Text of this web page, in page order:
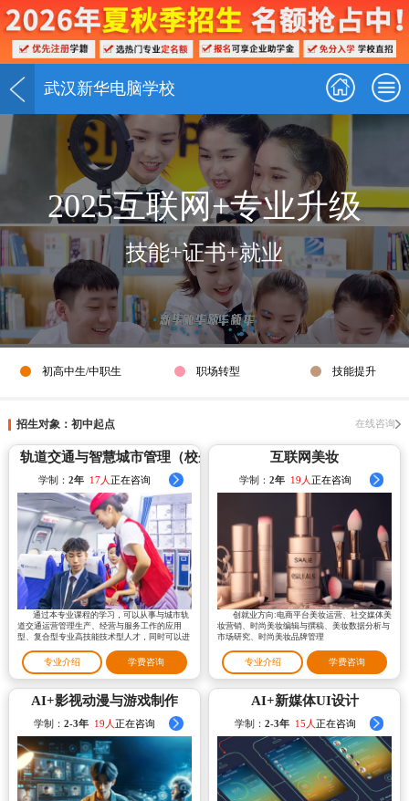
武汉新华电脑学校
2025互联网+专业升级
技能+证书+就业
初高中生/中职生 职场转型 技能提升
招生对象：初中起点 在线咨询
轨道交通与智慧城市管理（校企共建班）
学制：2年 23人正在咨询
通过本专业课程的学习，可以从事与城市轨
道交通运营管理生产、经营与服务工作的应用
型、复合型专业高技能技术型人才，同时可以进
专业介绍 学费咨询
互联网美妆
学制： 2年 23人 正在咨询
创就业方向:电商平台美妆运营、社交媒体美
妆营销、时尚美妆编辑与撰稿、美妆数据分析与
市场研究、时尚美妆品牌管理
专业介绍 学费咨询
AI+影视动漫与游戏制作
学制：2-3年 20人正在咨询
AI+新媒体UI设计
学制： 2-3年 15人 正在咨询